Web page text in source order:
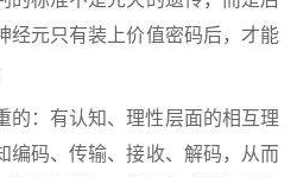
经元只有装上价值密码后，才能
的：有认知、理性层面的相互理
编码、传输、接收、解码，从而